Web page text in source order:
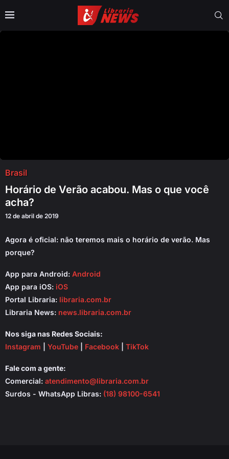
Brasil
Horário de Verão acabou. Mas o que você
acha?
12 de abril de 2019
Agora é oficial: não teremos mais o horário de verão. Mas
porque?
App para Android: Android
App para iOS: iOS
Portal Libraria: libraria.com.br
Libraria News: news.libraria.com.br
Nos siga nas Redes Sociais:
Instagram
YouTube Facebook TikTok
Fale com a gente:
Comercial: atendimento@libraria.com.br
Surdos - WhatsApp Libras: (18) 98100-6541